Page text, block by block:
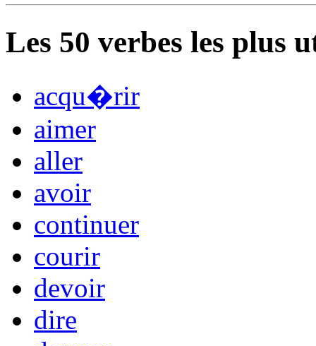
Les 50 verbes les plus
acqu�rir
aimer
aller
avoir
continuer
courir
devoir
dire